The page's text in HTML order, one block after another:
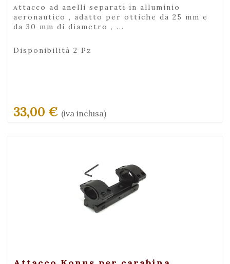
attacco ad anelli separati in alluminio
aeronautico , adatto per ottiche da 25 mm e
da 30 mm di diametro , ...
Disponibilità 2 Pz
33,00 € (iva inclusa)
+ Visualizza